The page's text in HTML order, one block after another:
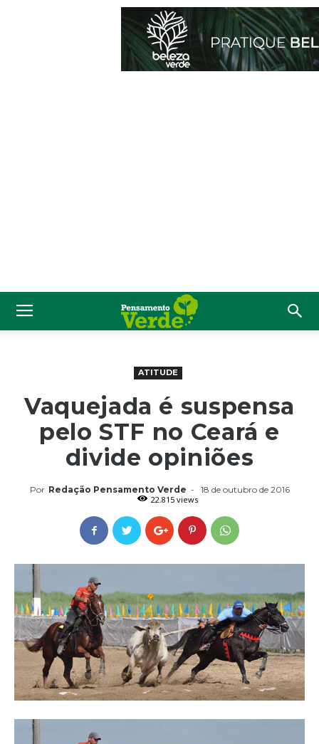
ATITUDE
Vaquejada é suspensa
pelo STF no Ceará e
divide opiniões
Por Redação Pensamento Verde -
18 de outubro de 2016
22.815 views